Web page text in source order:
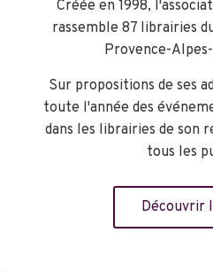
Créée en 1998,
rassemble 87 librairies
Provence-
Sur propositions de ses
toute l'année des
dans les librairies de son
tous les
Découvrir